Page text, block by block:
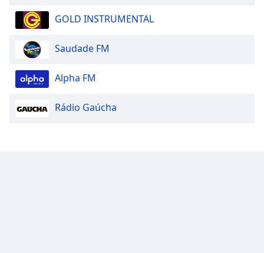
Color
Opacity
Font
GOLD INSTRUMENTAL
Saudade FM
Alpha FM
Rádio Gaúcha